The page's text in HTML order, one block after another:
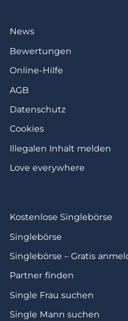
News
Bewertungen
Online-Hilfe
AGB
Datenschutz
Cookies
Illegalen Inhalt melden
Love everywhere
Kostenlose Singlebörse
Singlebörse
Singlebörse – Gratis
Partner finden
Single Frau suchen
Single Mann suchen